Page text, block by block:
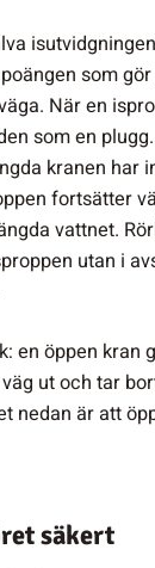
som
När en
som en
kranen har
fortsätter
vattnet.
utan i
en öppen kran
ut och tar
nedan är att
säkert